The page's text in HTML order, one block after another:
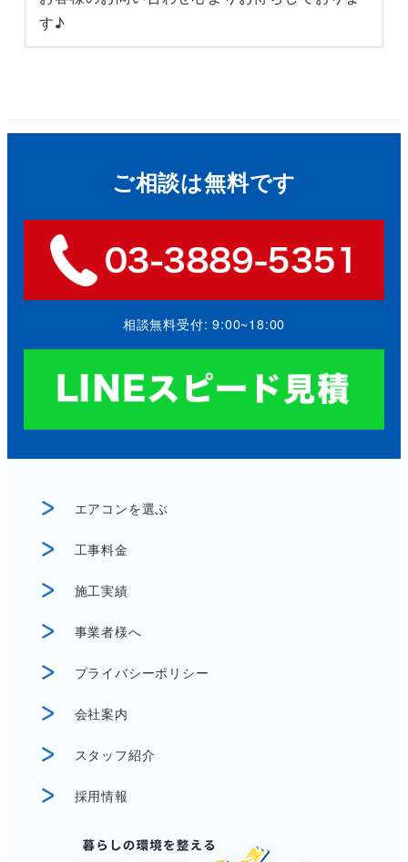
す♪
ご相談は無料です
相談無料受付: 9:00~18:00
エアコンを選ぶ
工事料金
施工実績
事業者様へ
プライバシーポリシー
会社案内
スタッフ紹介
採用情報